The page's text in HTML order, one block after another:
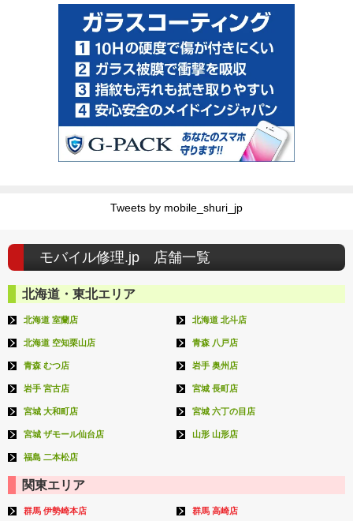
Tweets by mobile_shuri_jp
モバイル修理.jp 店舗一覧
北海道・東北エリア
北海道 室蘭店 北海道 北斗店
北海道 空知栗山店 青森 八戸店
青森 むつ店 岩手 奥州店
岩手 宮古店 宮城 長町店
宮城 大和町店 宮城 六丁の目店
宮城 ザモール仙台店 山形 山形店
福島 二本松店
関東エリア
群馬 伊勢崎本店 群馬 高崎店